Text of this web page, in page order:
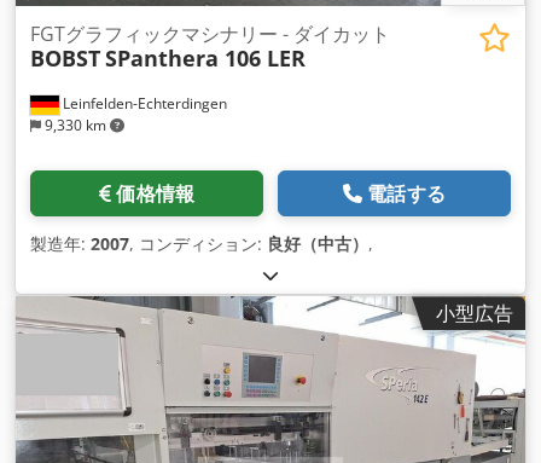
Leinfelden-Echterdingen
9,330 km
FGTグラフィックマシナリー - ダイカット
BOBSTSPanthera 106 LER
価格情報 電話する
製造年: 2007, コンディション: 良好（中古） ,
小型広告